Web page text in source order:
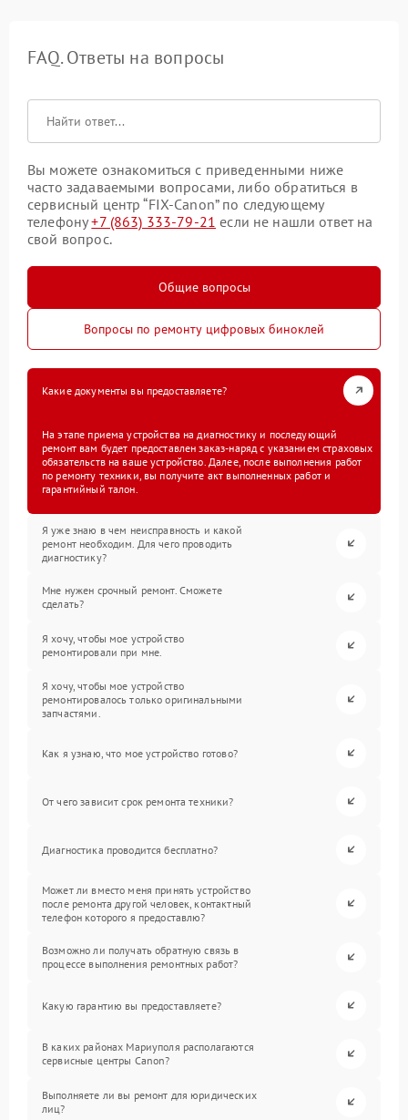
FAQ. Ответы на вопросы
Вы можете ознакомиться с приведенными ниже
часто задаваемыми вопросами, либо обратиться в
сервисный центр “FIX-Canon” по следующему
телефону+7 (863) 333-79-21 если не нашли ответ на
свой вопрос.
Общие вопросы
Вопросы по ремонту цифровых биноклей
Какие документы вы предоставляете?
На этапе приема устройства на диагностику и последующий
ремонт вам будет предоставлен заказ-наряд с указанием страховых
обязательств на ваше устройство. Далее, после выполнения работ
по ремонту техники, вы получите акт выполненных работ и
гарантийный талон.
Я уже знаю в чем неисправность и какой
ремонт необходим. Для чего проводить
диагностику?
Мне нужен срочный ремонт. Сможете
сделать?
Я хочу, чтобы мое устройство
ремонтировали при мне.
Я хочу, чтобы мое устройство
ремонтировалось только оригинальными
запчастями.
Как я узнаю, что мое устройство готово?
От чего зависит срок ремонта техники?
Диагностика проводится бесплатно?
Может ли вместо меня принять устройство
после ремонта другой человек, контактный
телефон которого я предоставлю?
Возможно ли получать обратную связь в
процессе выполнения ремонтных работ?
Какую гарантию вы предоставляете?
В каких районах Мариуполя располагаются
сервисные центры Canon?
Выполняете ли вы ремонт для юридических
лиц?